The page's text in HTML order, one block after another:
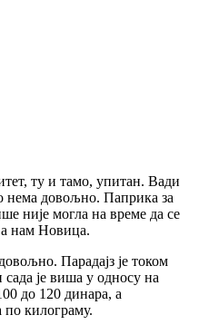
ту и тамо, упитан. Вади
нема довољно. Паприка за
није могла на време да се
нам Новица.
Парадајз је током
је виша у односу на
до 120 динара, а
килограму.